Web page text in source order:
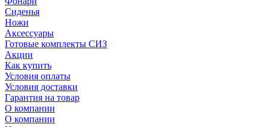
Сиденья
Ножи
Аксессуары
Готовые комплекты СИЗ
Акции
Как купить
Условия оплаты
Условия доставки
Гарантия на товар
О компании
О компании